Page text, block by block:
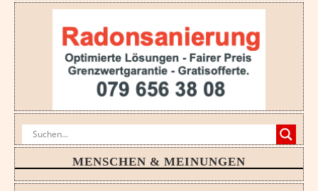
MENSCHEN & MEINUNGEN